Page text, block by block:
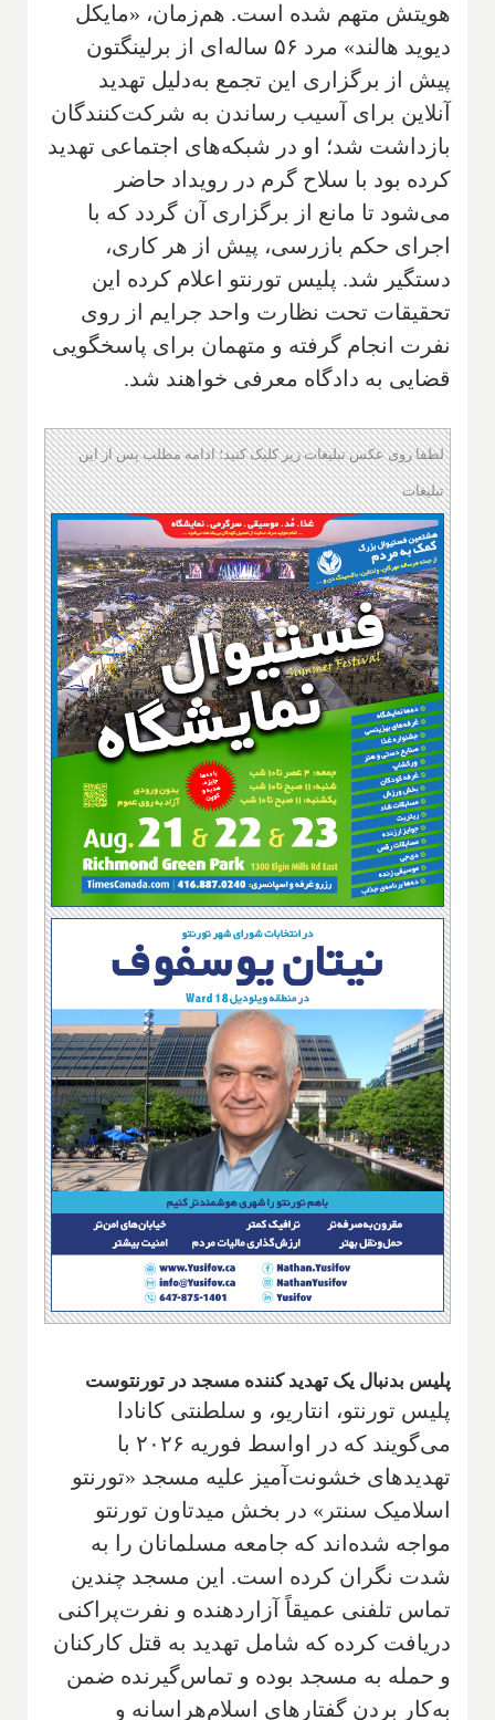
هویتش متهم شده است. هم‌زمان، «مایکل
دیوید هالند» مرد ۵۶ ساله‌ای از برلینگتون
پیش از برگزاری این تجمع به‌دلیل تهدید
آنلاین برای آسیب رساندن به شرکت‌کنندگان
بازداشت شد؛ او در شبکه‌های اجتماعی تهدید
کرده بود با سلاح گرم در رویداد حاضر
می‌شود تا مانع از برگزاری آن گردد که با
اجرای حکم بازرسی، پیش از هر کاری،
دستگیر شد. پلیس تورنتو اعلام کرده این
تحقیقات تحت نظارت واحد جرایم از روی
نفرت انجام گرفته و متهمان برای پاسخگویی
قضایی به دادگاه معرفی خواهند شد.
لطفا روی عکس تبلیغات زیر کلیک کنید؛ ادامه مطلب پس از این
تبلیغات
پلیس بدنبال یک تهدید کننده مسجد در تورنتوست
پلیس تورنتو، انتاریو، و سلطنتی کانادا
می‌گویند که در اواسط فوریه ۲۰۲۶ با
تهدیدهای خشونت‌آمیز علیه مسجد «تورنتو
اسلامیک سنتر» در بخش میدتاون تورنتو
مواجه شده‌اند که جامعه مسلمانان را به
شدت نگران کرده است. این مسجد چندین
تماس تلفنی عمیقاً آزاردهنده و نفرت‌پراکنی
دریافت کرده که شامل تهدید به قتل کارکنان
و حمله به مسجد بوده و تماس‌گیرنده ضمن
به‌کار بردن گفتارهای اسلام‌هراسانه و